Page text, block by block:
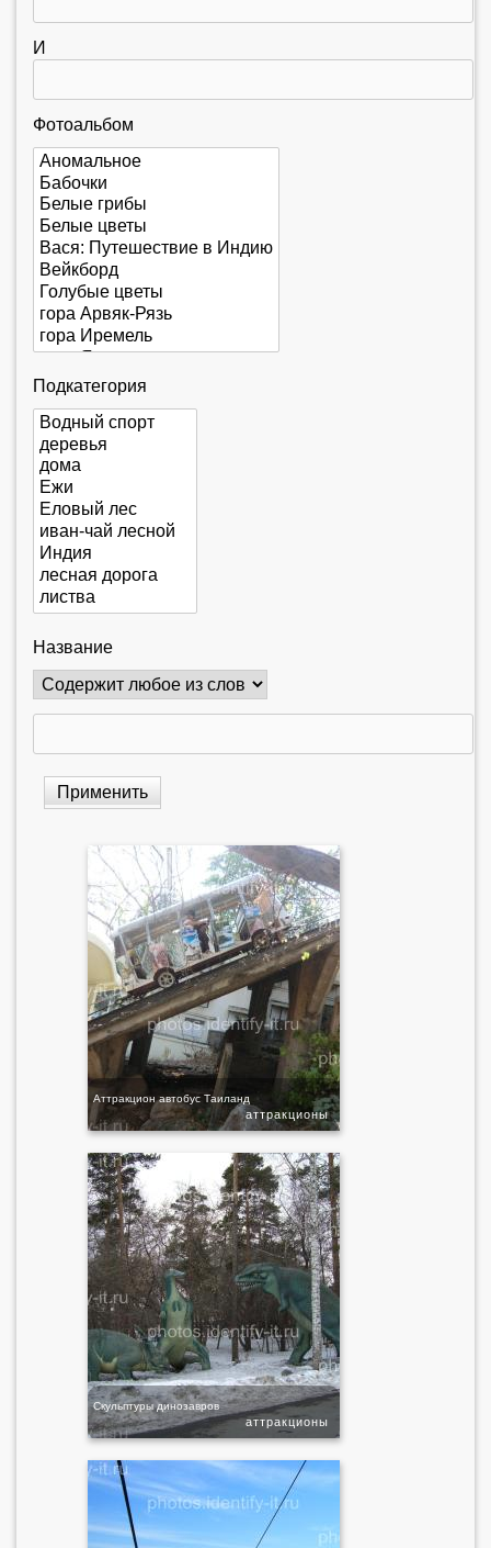
с
И
Фотоальбом
Подкатегория
Название
Аттракцион автобус Таиланд
аттракционы
Скульптуры динозавров
аттракционы